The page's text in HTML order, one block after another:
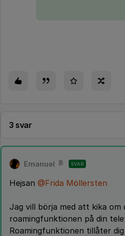
3 svar
Emanuel SVAR
Hejsan @Frida Möllersten
Jag vill börja med att kika om
roamingfunktionen på din
Roamingfunktionen tillåter